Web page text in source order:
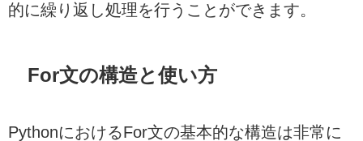
的に繰り返し処理を行うことができます。
For文の構造と使い方
PythonにおけるFor文の基本的な構造は非常に